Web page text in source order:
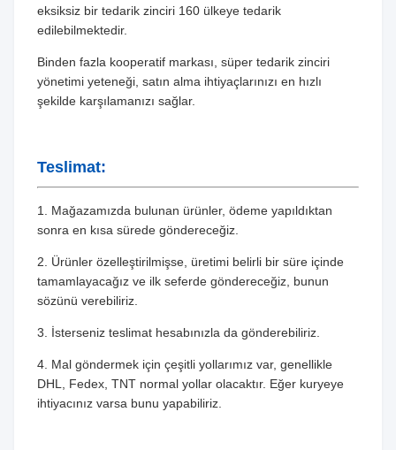
eksiksiz bir tedarik zinciri 160 ülkeye tedarik
edilebilmektedir.
Binden fazla kooperatif markası, süper tedarik zinciri
yönetimi yeteneği, satın alma ihtiyaçlarınızı en hızlı
şekilde karşılamanızı sağlar.
Teslimat:
1. Mağazamızda bulunan ürünler, ödeme yapıldıktan
sonra en kısa sürede göndereceğiz.
2. Ürünler özelleştirilmişse, üretimi belirli bir süre içinde
tamamlayacağız ve ilk seferde göndereceğiz, bunun
sözünü verebiliriz.
3. İsterseniz teslimat hesabınızla da gönderebiliriz.
4. Mal göndermek için çeşitli yollarımız var, genellikle
DHL, Fedex, TNT normal yollar olacaktır. Eğer kuryeye
ihtiyacınız varsa bunu yapabiliriz.